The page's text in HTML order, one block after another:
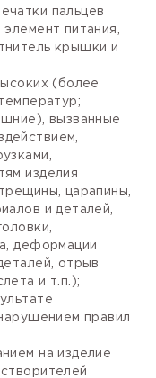
пальцев
питания,
крышки и
(более
вызванные
изделия
царапины,
и деталей,
деформации
отрыв
и т.п.);
правил
на изделие